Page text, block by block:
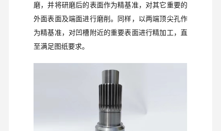
磨，并将研磨后的表面作为精基准，对其它重要的
外面表面及端面进行磨削。同样，以两端顶尖孔作
为精基准，对凹槽附近的重要表面进行精加工，直
至满足图纸要求。